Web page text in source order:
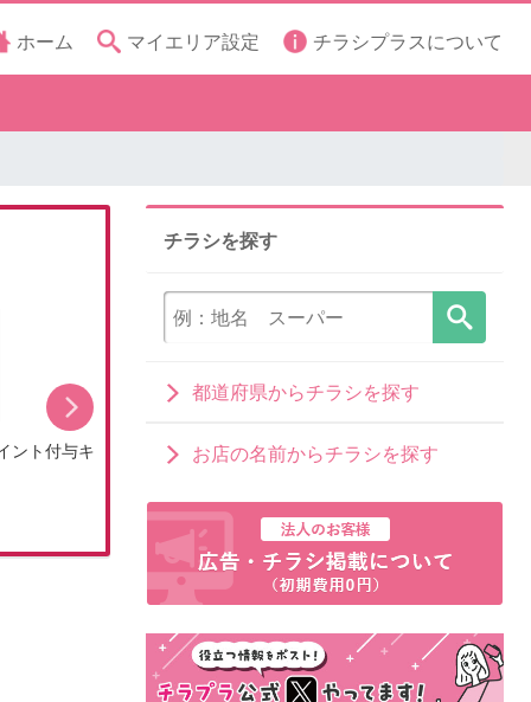
ホーム マイエリア設定 チラシプラスについて
ント付与キ
8月のDCMブランドイチオシ商品
チラシを探す
都道府県からチラシを探す
お店の名前からチラシを探す